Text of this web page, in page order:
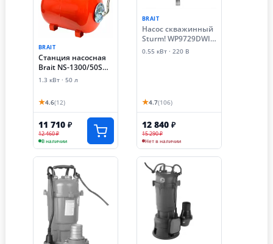
BRAIT
Станция насосная
Brait NS-1300/50S
(1.3 кВт)
1.3 кВт · 50 л
★4.6(12)
11 710 ₽
12 460 ₽
В наличии
BRAIT
Насос скважинный
Sturm! WP9729DWI
(0.55 кВт)
0.55 кВт · 220 В
★4.7(106)
12 840 ₽
15 290 ₽
Нет в наличии